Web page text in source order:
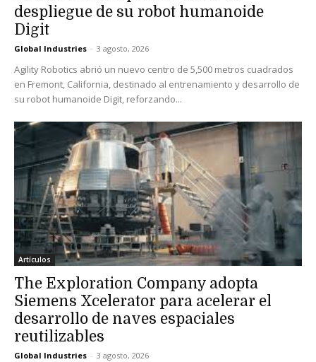
despliegue de su robot humanoide
Digit
Global Industries - 3 agosto, 2026
Agility Robotics abrió un nuevo centro de 5,500 metros cuadrados
en Fremont, California, destinado al entrenamiento y desarrollo de
su robot humanoide Digit, reforzando...
Artículos
The Exploration Company adopta
Siemens Xcelerator para acelerar el
desarrollo de naves espaciales
reutilizables
Global Industries - 3 agosto, 2026